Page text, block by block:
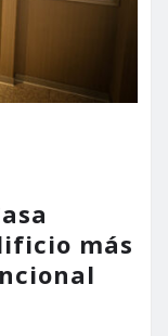
más